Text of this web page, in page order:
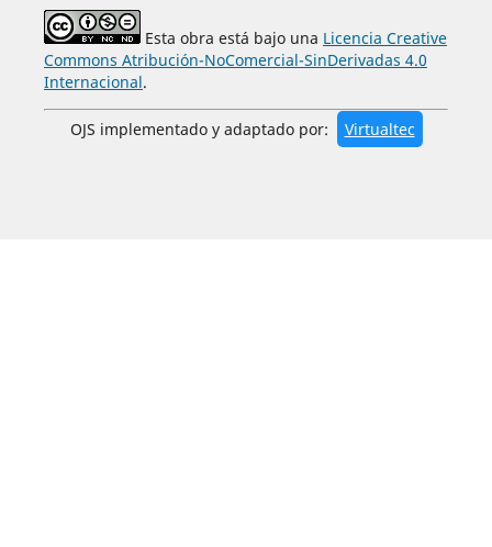
Esta obra está bajo una Licencia Creative
Commons Atribución-NoComercial-SinDerivadas 4.0
Internacional.
OJS implementado y adaptado por: Virtualtec